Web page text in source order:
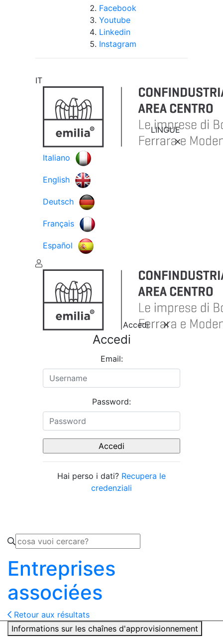
Facebook
Youtube
Linkedin
Instagram
IT
LINGUE
Italiano
English
Deutsch
Français
Español
Accedi
Accedi
Email:
Password:
Hai perso i dati? Recupera le
credenziali
Entreprises
associées
Retour aux résultats
Informations sur les chaînes d'approvisionnement